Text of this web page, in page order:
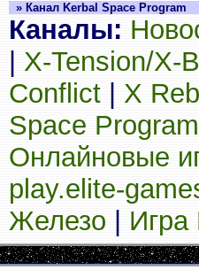
» Канал Kerbal Space Program
Каналы:
X-Tension/X-
Conflict
X
Space Program
Онлайновые
play.elite-
Железо